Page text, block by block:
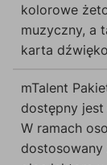
kolorowe
muzyczny, a
karta
mTalent
dostępny jest
W ramach